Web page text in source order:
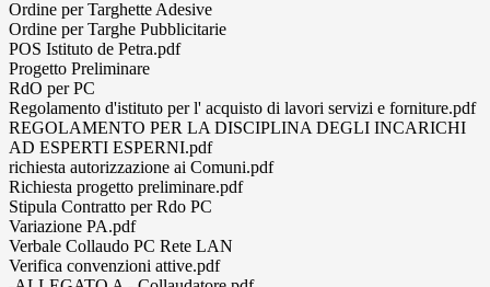
Ordine per Targhette Adesive
Ordine per Targhe Pubblicitarie
POS Istituto de Petra.pdf
Progetto Preliminare
RdO per PC
Regolamento d'istituto per l' acquisto di lavori servizi e forniture.pdf
REGOLAMENTO PER LA DISCIPLINA DEGLI INCARICHI
AD ESPERTI ESPERNI.pdf
richiesta autorizzazione ai Comuni.pdf
Richiesta progetto preliminare.pdf
Stipula Contratto per Rdo PC
Variazione PA.pdf
Verbale Collaudo PC Rete LAN
Verifica convenzioni attive.pdf